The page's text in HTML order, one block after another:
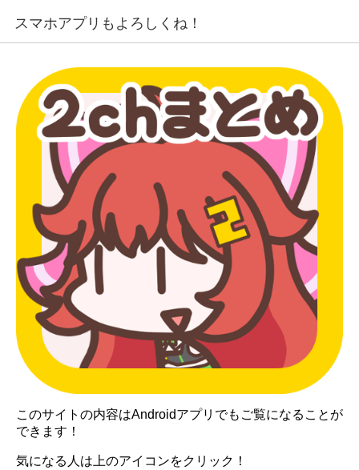
スマホアプリもよろしくね！
このサイトの内容はAndroidアプリでもご覧になることが
できます！
気になる人は上のアイコンをクリック！